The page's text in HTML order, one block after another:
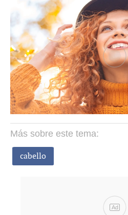
Más sobre este tema:
cabello
Ad